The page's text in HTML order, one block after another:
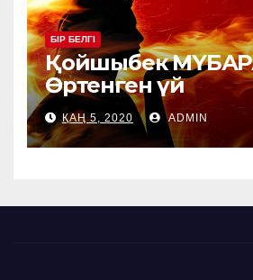
БІР БЕЛГІ
Қойшыбек
Өртенген үй
ҚАҢ 5, 2020 ADMIN